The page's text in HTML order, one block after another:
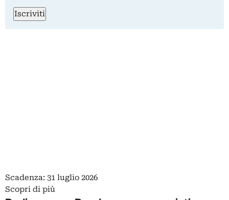
Iscriviti
Scadenza: 31 luglio 2026
Scopri di più